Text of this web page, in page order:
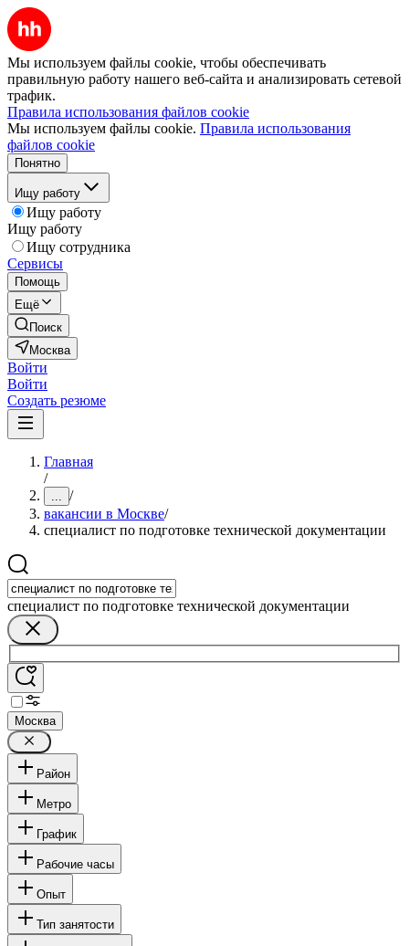
Мы используем файлы cookie, чтобы обеспечивать
правильную работу нашего веб-сайта и анализировать сетевой
трафик.
Правила использования файлов cookie
Мы используем файлы cookie. Правила использования
файлов cookie
Понятно
Ищу работу
Ищу работу
Ищу работу
Ищу сотрудника
Сервисы
Помощь
Ещё
Поиск
Москва
Войти
Войти
Создать резюме
Главная
/
... /
вакансии в Москве/
специалист по подготовке технической документации
специалист по подготовке технической документации
Москва
Район
Метро
График
Рабочие часы
Опыт
Тип занятости